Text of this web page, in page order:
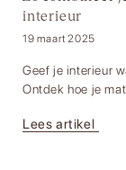
interieur
19 maart 2025
Geef je interieur
Ontdek hoe je
Lees artikel